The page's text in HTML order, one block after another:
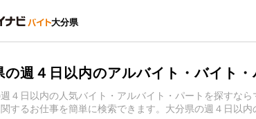
大分県
の週４日以内のアルバイト・バイト
４日以内の人気バイト・アルバイト・パートを探すな
するお仕事を簡単に検索できます。大分県の週４日以